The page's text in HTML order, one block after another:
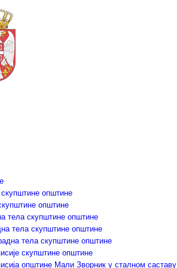
општине
општине
тела скупштине општине
тела скупштине општине
тела скупштине општине
скупштине општине
општине Мали Зворник у сталном саставу